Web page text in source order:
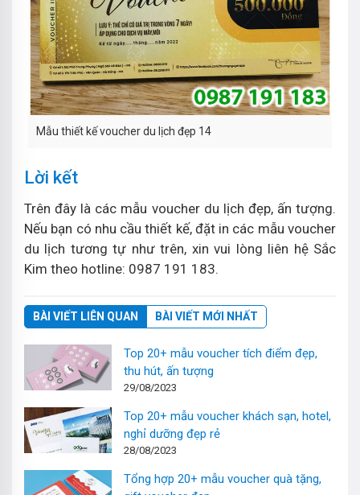
Mẫu thiết kế voucher du lịch đẹp 14
Lời kết
Trên đây là các mẫu voucher du lịch đẹp, ấn tượng.
Nếu bạn có nhu cầu thiết kế, đặt in các mẫu voucher
du lịch tương tự như trên, xin vui lòng liên hệ Sắc
Kim theo hotline: 0987 191 183.
BÀI VIẾT LIÊN QUAN BÀI VIẾT MỚI NHẤT
Top 20+ mẫu voucher tích điểm đẹp,
thu hút, ấn tượng
29/08/2023
Top 20+ mẫu voucher khách sạn, hotel,
nghỉ dưỡng đẹp rẻ
28/08/2023
Tổng hợp 20+ mẫu voucher quà tặng,